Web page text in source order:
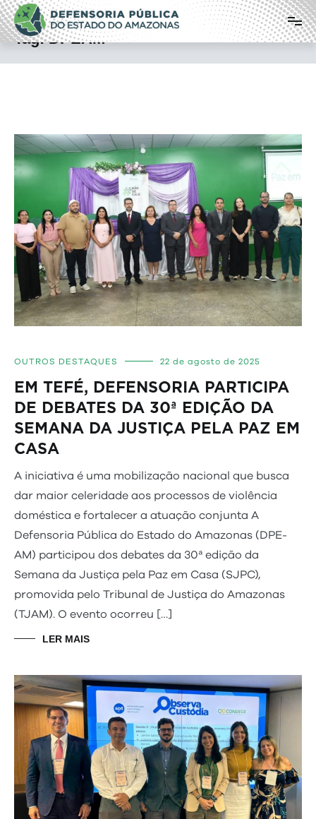
Pular
para
o
conteúdo
Defensoria Pública do Estado do
Amazonas
Tag:DPEAM
OUTROS DESTAQUES 22 de agosto de 2025
EM TEFÉ, DEFENSORIA PARTICIPA
DE DEBATES DA 30ª EDIÇÃO DA
SEMANA DA JUSTIÇA PELA PAZ EM
CASA
A iniciativa é uma mobilização nacional que busca
dar maior celeridade aos processos de violência
doméstica e fortalecer a atuação conjunta A
Defensoria Pública do Estado do Amazonas (DPE-
AM) participou dos debates da 30ª edição da
Semana da Justiça pela Paz em Casa (SJPC),
promovida pelo Tribunal de Justiça do Amazonas
(TJAM). O evento ocorreu […]
LER MAIS